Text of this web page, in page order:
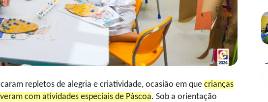
repletos de alegria e criatividade, ocasião em que crianças
com atividades especiais de Páscoa. Sob a orientação